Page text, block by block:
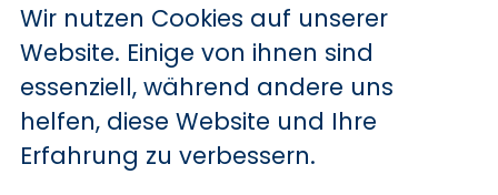
Wir nutzen Cookies auf unserer
Website. Einige von ihnen sind
essenziell, während andere uns
helfen, diese Website und Ihre
Erfahrung zu verbessern.